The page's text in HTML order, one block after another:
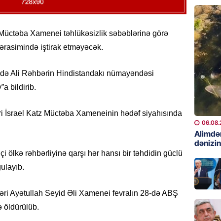
Xamenei təhlükəsizlik səbəblərinə görə
iştirak etməyəcək.
Ali Rəhbərin Hindistandakı nümayəndəsi
bildirib.
Katz Müctəba Xameneinin hədəf siyahısında
ölkə rəhbərliyinə qarşı hər hansı bir təhdidin güclü
Ayətullah Seyid Əli Xamenei fevralın 28-də ABŞ
öldürülüb.
GÜNDƏM
etdiyi
DOSYE
GÜNDƏM
David
bağlı
DÜNYA
əl-